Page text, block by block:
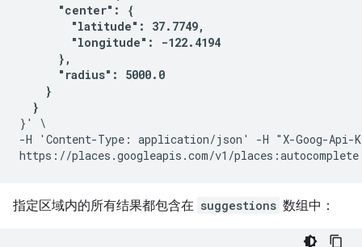
      "center": {
        "latitude": 37.7749,
        "longitude": -122.4194
      },
      "radius": 5000.0
    }
  }
}' \
-H 'Content-Type: application/json' -H "X-Goog-Api-
指定区域内的所有结果都包含在 suggestions 数组中：